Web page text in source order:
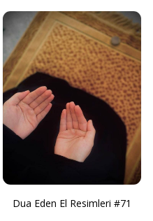
Dua Eden El Resimleri #71